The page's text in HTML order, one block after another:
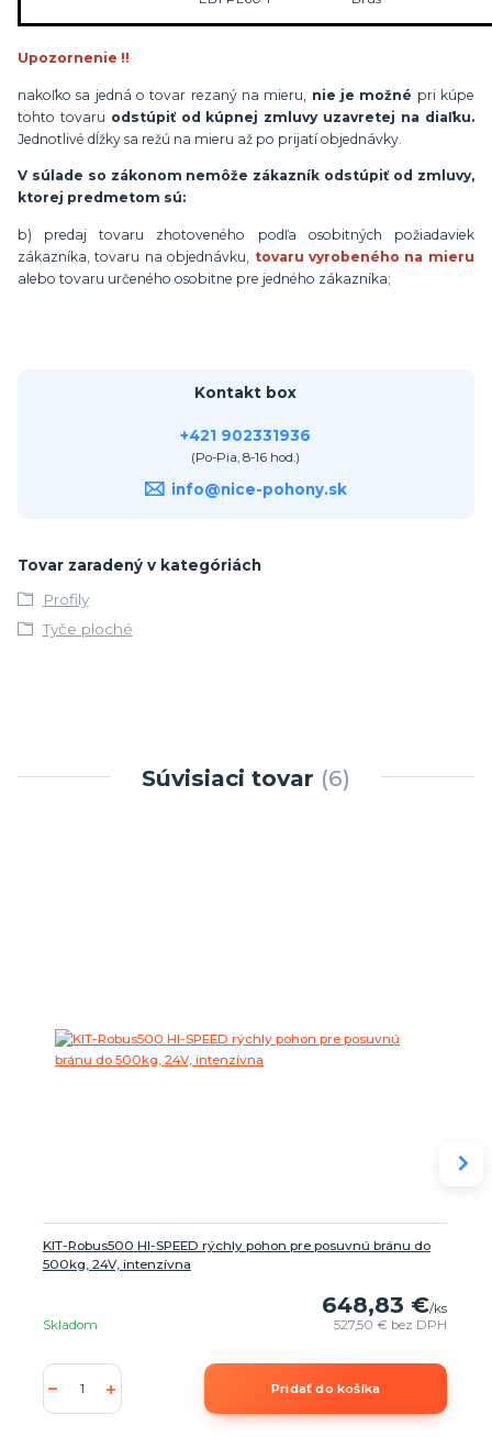
Upozornenie !!
nakoľko sa jedná o tovar rezaný na mieru, nie je možné pri kúpe
tohto tovaru odstúpiť od kúpnej zmluvy uzavretej na diaľku.
Jednotlivé dĺžky sa režú na mieru až po prijatí objednávky.
V súlade so zákonom nemôže zákazník odstúpiť od zmluvy,
ktorej predmetom sú:
b) predaj tovaru zhotoveného podľa osobitných požiadaviek
zákazníka, tovaru na objednávku, tovaru vyrobeného na mieru
alebo tovaru určeného osobitne pre jedného zákazníka;
Kontakt box
+421 902331936
(Po-Pia, 8-16 hod.)
info@nice-pohony.sk
Tovar zaradený v kategóriách
Profily
Tyče ploché
Súvisiaci tovar 6
KIT-Robus500 HI-SPEED rýchly pohon pre posuvnú bránu do
500kg, 24V, intenzívna
648,83 €/ks
527,50 € bez DPH
Skladom
Pridať do košíka